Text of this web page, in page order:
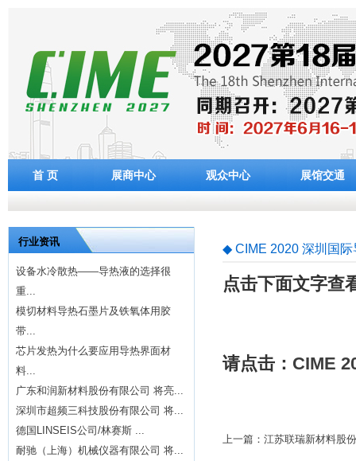
首 页 展商中心 观众中心 展馆交通
行业资讯
设备水冷散热——导热液的选择很
重...
模切材料导热石墨片及铁氧体用胶
带...
芯片发热为什么要应用导热界面材
料...
广东和润新材料股份有限公司 将亮...
深圳市超频三科技股份有限公司 将...
德国LINSEIS公司/林赛斯 ...
耐驰（上海）机械仪器有限公司 将...
◆ CIME 2020 深圳国
点击下面文字查
请点击： CIME
上一篇：江苏联瑞新材料股